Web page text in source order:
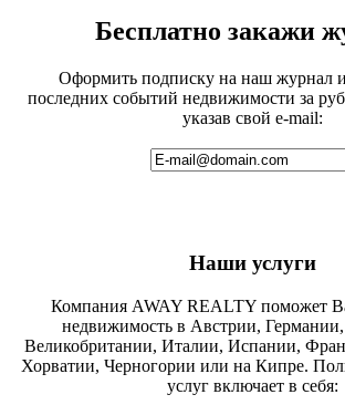
Бесплатно закажи
Оформить подписку на наш журнал
последних событий недвижимости за
указав свой e-mail:
Наши услуги
Компания AWAY REALTY поможет
недвижимость в Австрии,
Великобритании, Италии, Испании,
Хорватии, Черногории или на Кипре.
услуг включает в себя: